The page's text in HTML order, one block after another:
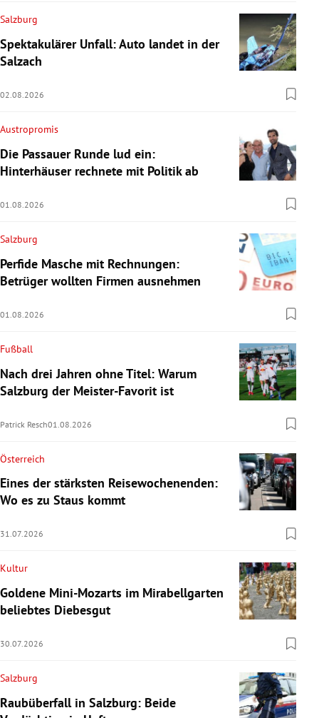
Salzburg
Spektakulärer Unfall: Auto landet in der
Salzach
02.08.2026
Austropromis
Die Passauer Runde lud ein:
Hinterhäuser rechnete mit Politik ab
01.08.2026
Salzburg
Perfide Masche mit Rechnungen:
Betrüger wollten Firmen ausnehmen
01.08.2026
Fußball
Nach drei Jahren ohne Titel: Warum
Salzburg der Meister-Favorit ist
Patrick Resch01.08.2026
Österreich
Eines der stärksten Reisewochenenden:
Wo es zu Staus kommt
31.07.2026
Kultur
Goldene Mini-Mozarts im Mirabellgarten
beliebtes Diebesgut
30.07.2026
Salzburg
Raubüberfall in Salzburg: Beide